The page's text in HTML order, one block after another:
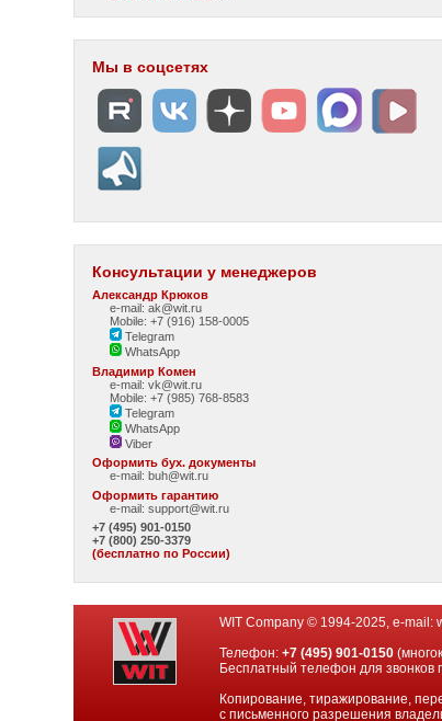
Мы в соцсетях
Консультации у менеджеров
Александр Крюков
e-mail: ak@wit.ru
Mobile: +7 (916) 158-0005
Telegram
WhatsApp
Владимир Комен
e-mail: vk@wit.ru
Mobile: +7 (985) 768-8583
Telegram
WhatsApp
Viber
Оформить бух. документы
e-mail:buh@wit.ru
Оформить гарантию
e-mail:support@wit.ru
+7 (495) 901-0150
+7 (800) 250-3379
(бесплатно по России)
WIT Company © 1994-2025, e-mail:
Телефон:+7 (495) 901-0150
Бесплатный телефон для звонков
Копирование, тиражирование,
с письменного разрешения